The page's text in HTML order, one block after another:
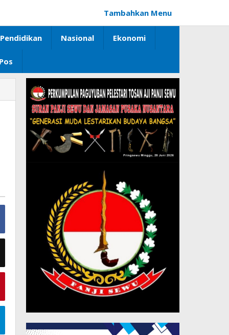
Tambahkan Menu
Pendidikan Nasional Ekonomi